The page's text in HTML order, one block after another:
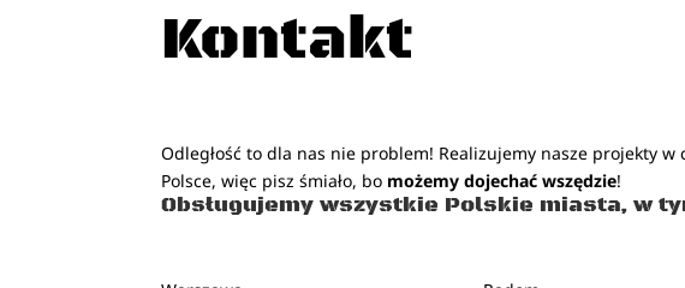
Kontakt
Odległość to dla nas nie problem! Realizujemy nasze projekty w
Polsce, więc pisz śmiało, bo możemy dojechać wszędzie!
Obsługujemy wszystkie Polskie miasta, w